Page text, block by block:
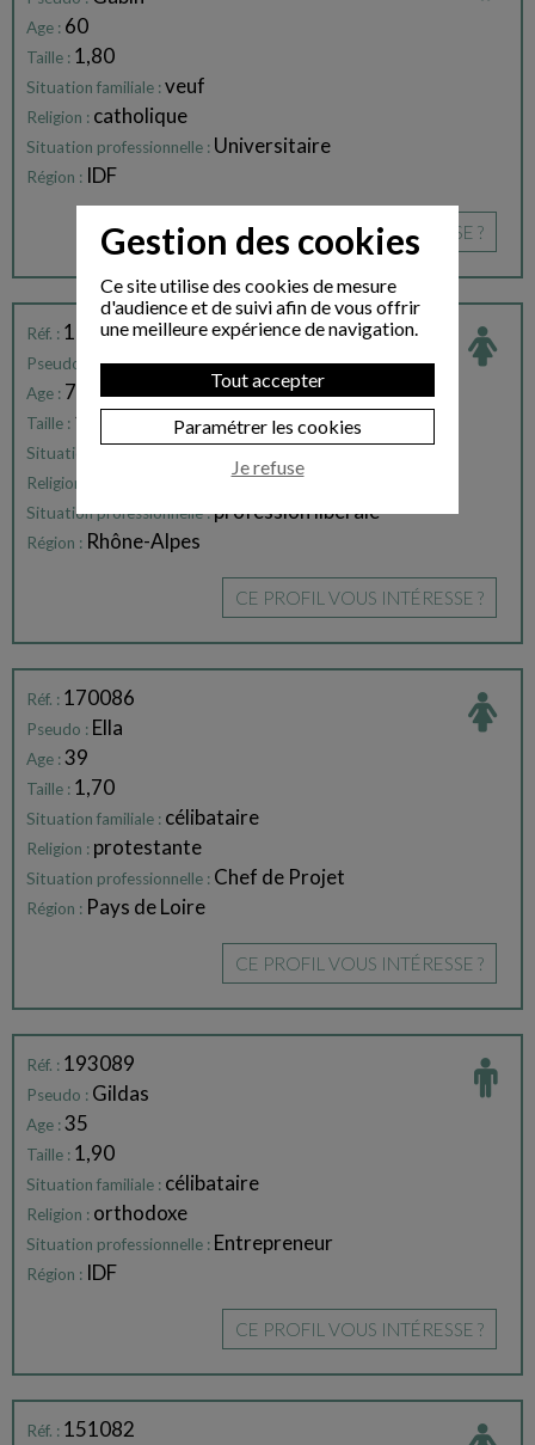
Age : 60
Taille : 1,80
Situation familiale :veuf
Religion : catholique
Situation professionnelle : Universitaire
Région : IDF
CE PROFIL VOUS INTÉRESSE ?
Réf. : 162054
Pseudo : Alexia
Age : 70
Taille : 1,62
Situation familiale : célibataire
Religion :
Situation professionnelle :profession libérale
Région : Rhône-Alpes
CE PROFIL VOUS INTÉRESSE ?
Réf. : 170086
Pseudo : Ella
Age :39
Taille : 1,70
Situation familiale : célibataire
Religion : protestante
Situation professionnelle : Chef de Projet
Région : Pays de Loire
CE PROFIL VOUS INTÉRESSE ?
Réf. : 193089
Pseudo : Gildas
Age :35
Taille : 1,90
Situation familiale : célibataire
Religion : orthodoxe
Situation professionnelle : Entrepreneur
Région : IDF
CE PROFIL VOUS INTÉRESSE ?
Réf. : 151082
Gestion des cookies
Ce site utilise des cookies de mesure
d'audience et de suivi afin de vous offrir
une meilleure expérience de navigation.
Tout accepter
Paramétrer les cookies
Je refuse